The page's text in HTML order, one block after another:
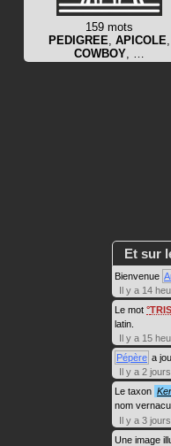
159 mots
PEDIGREE APICOLE
COWBOY
Et sur
Bienvenue
Il y a 14
Le mot
latin.
Il y a 15
Pépère a
Il y a 2 jours
Le taxon
nom
Il y a 3 jours
Une image